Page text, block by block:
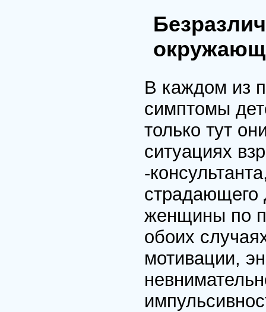
В каждом из
симптомы
только тут
ситуациях
-
страдающего
женщины по
обоих
мотивации,